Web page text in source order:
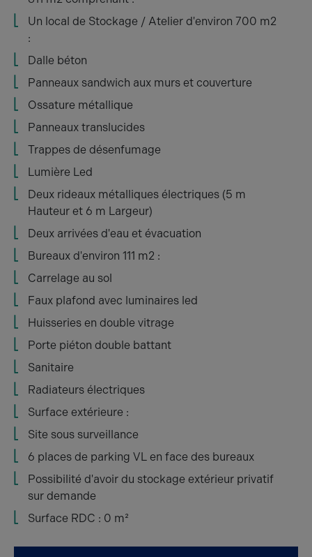
Un local de Stockage / Atelier d'environ 700 m2
:
Dalle béton
Panneaux sandwich aux murs et couverture
Ossature métallique
Panneaux translucides
Trappes de désenfumage
Lumière Led
Deux rideaux métalliques électriques (5 m
Hauteur et 6 m Largeur)
Deux arrivées d'eau et évacuation
Bureaux d'environ 111 m2 :
Carrelage au sol
Faux plafond avec luminaires led
Huisseries en double vitrage
Porte piéton double battant
Sanitaire
Radiateurs électriques
Surface extérieure :
Site sous surveillance
6 places de parking VL en face des bureaux
Possibilité d'avoir du stockage extérieur privatif
sur demande
Surface RDC : 0 m²